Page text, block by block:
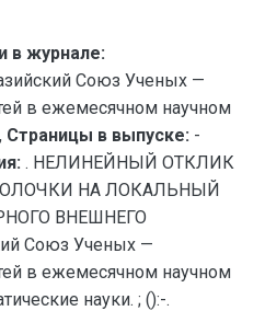
в журнале:
Союз Ученых —
в ежемесячном научном
, Страницы в выпуске: -
. НЕЛИНЕЙНЫЙ ОТКЛИК
НА ЛОКАЛЬНЫЙ
ВНЕШНЕГО
Союз Ученых —
в ежемесячном научном
науки. ; ():-.